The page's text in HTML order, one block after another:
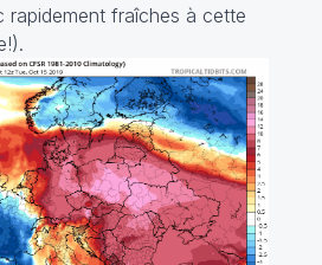
rapidement fraîches à cette